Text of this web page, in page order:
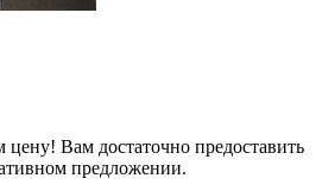
Вам достаточно предоставить
предложении.